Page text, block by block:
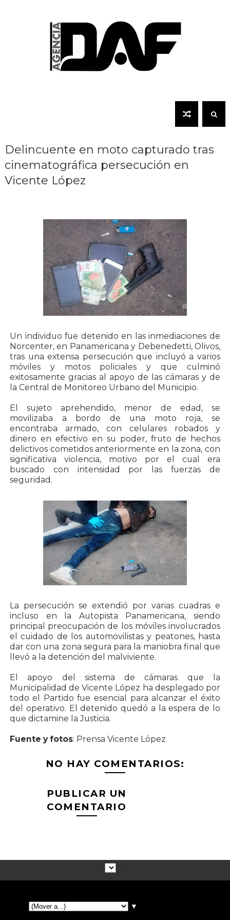
Delincuente en moto capturado tras
cinematográfica persecución en
Vicente López
Un individuo fue detenido en las inmediaciones de
Norcenter, en Panamericana y Debenedetti, Olivos,
tras una extensa persecución que incluyó a varios
móviles y motos policiales y que culminó
exitosamente gracias al apoyo de las cámaras y de
la Central de Monitoreo Urbano del Municipio.
El sujeto aprehendido, menor de edad, se
movilizaba a bordo de una moto roja, se
encontraba armado, con celulares robados y
dinero en efectivo en su poder, fruto de hechos
delictivos cometidos anteriormente en la zona, con
significativa violencia, motivo por el cual era
buscado con intensidad por las fuerzas de
seguridad.
La persecución se extendió por varias cuadras e
incluso en la Autopista Panamericana, siendo
principal preocupación de los móviles involucrados
el cuidado de los automovilistas y peatones, hasta
dar con una zona segura para la maniobra final que
llevó a la detención del malviviente.
El apoyo del sistema de cámaras que la
Municipalidad de Vicente López ha desplegado por
todo el Partido fue esencial para alcanzar el éxito
del operativo. El detenido quedó a la espera de lo
que dictamine la Justicia.
Fuente y fotos: Prensa Vicente López
NO HAY COMENTARIOS:
PUBLICAR UN
COMENTARIO
▼